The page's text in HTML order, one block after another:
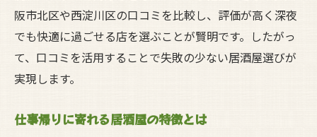
予約や空席確認で深夜も安心の居酒屋体験
居酒屋の予約で深夜利用をスムーズに
空席情報を活用した居酒屋選びのコツ
深夜帯の予約対応をしている居酒屋の魅力
阪市北区や西淀川区の口コミを比較し、評価が高く深夜
でも快適に過ごせる店を選ぶことが賢明です。したがっ
て、口コミを活用することで失敗の少ない居酒屋選びが
実現します。
仕事帰りに寄れる居酒屋の特徴とは